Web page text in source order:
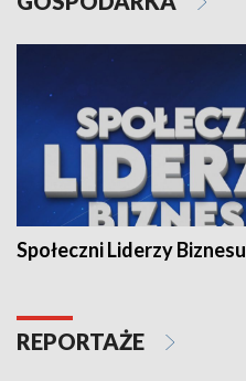
Społeczni Liderzy Biznesu
REPORTAŻE